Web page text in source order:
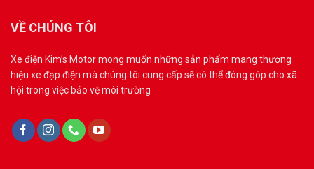
VỀ CHÚNG TÔI
Xe điện Kim’s Motor mong muốn những sản phẩm mang thương
hiệu xe đạp điện mà chúng tôi cung cấp sẽ có thể đóng góp cho xã
hội trong việc bảo vệ môi trường